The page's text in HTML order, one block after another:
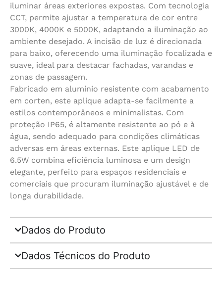
iluminar áreas exteriores expostas. Com tecnologia
CCT, permite ajustar a temperatura de cor entre
3000K, 4000K e 5000K, adaptando a iluminação ao
ambiente desejado. A incisão de luz é direcionada
para baixo, oferecendo uma iluminação focalizada e
suave, ideal para destacar fachadas, varandas e
zonas de passagem.
Fabricado em alumínio resistente com acabamento
em corten, este aplique adapta-se facilmente a
estilos contemporâneos e minimalistas. Com
proteção IP65, é altamente resistente ao pó e à
água, sendo adequado para condições climáticas
adversas em áreas externas. Este aplique LED de
6.5W combina eficiência luminosa e um design
elegante, perfeito para espaços residenciais e
comerciais que procuram iluminação ajustável e de
longa durabilidade.
Dados do Produto
Dados Técnicos do Produto